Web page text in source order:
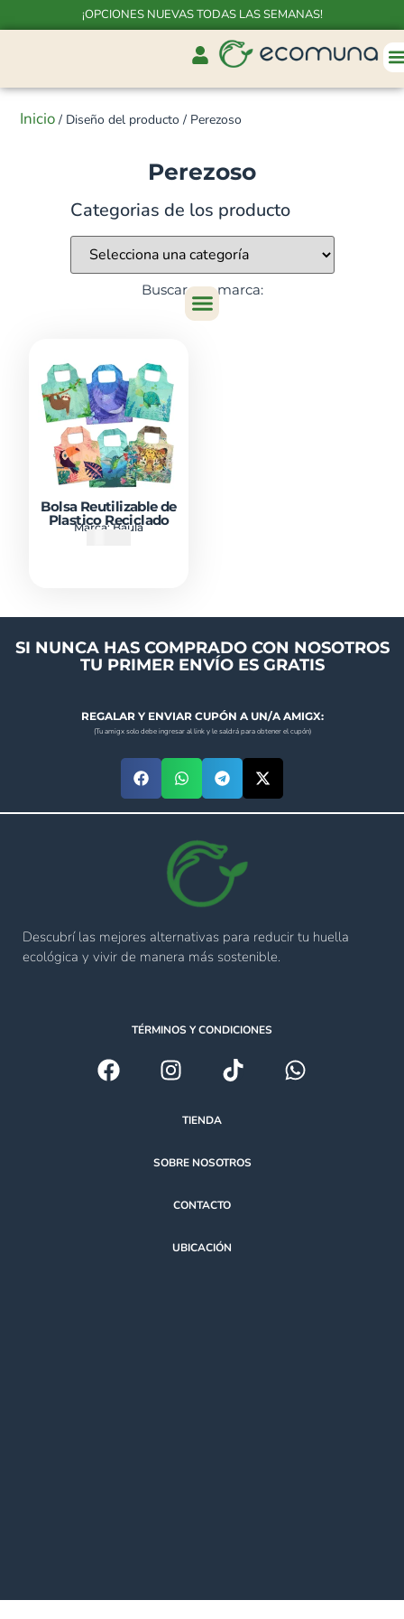
¡OPCIONES NUEVAS TODAS LAS SEMANAS!
Inicio / Diseño del producto / Perezoso
Perezoso
Categorias de los producto
Buscar por marca:
Bolsa Reutilizable de
Plastico Reciclado
Marca:Baula
SI NUNCA HAS COMPRADO CON NOSOTROS
TU PRIMER ENVÍO ES GRATIS
REGALAR Y ENVIAR CUPÓN A UN/A AMIGX:
(Tu amigx solo debe ingresar al link y le saldrá para obtener el cupón)
Descubrí las mejores alternativas para reducir tu huella
ecológica y vivir de manera más sostenible.
TÉRMINOS Y CONDICIONES
TIENDA
SOBRE NOSOTROS
CONTACTO
UBICACIÓN